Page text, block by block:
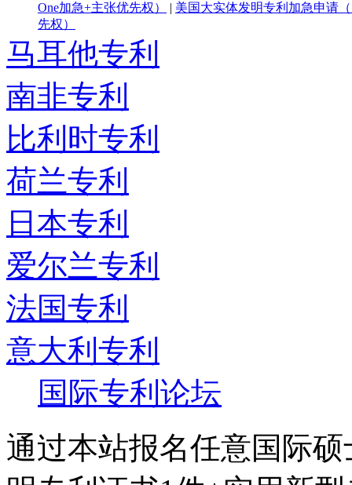
One加急+主张优先权）
美国大实体发明专利加急申请
先权）
马耳他专利
南非专利
比利时专利
荷兰专利
日本专利
爱尔兰专利
法国专利
意大利专利
国际专利论坛
通过本站报名任意国际